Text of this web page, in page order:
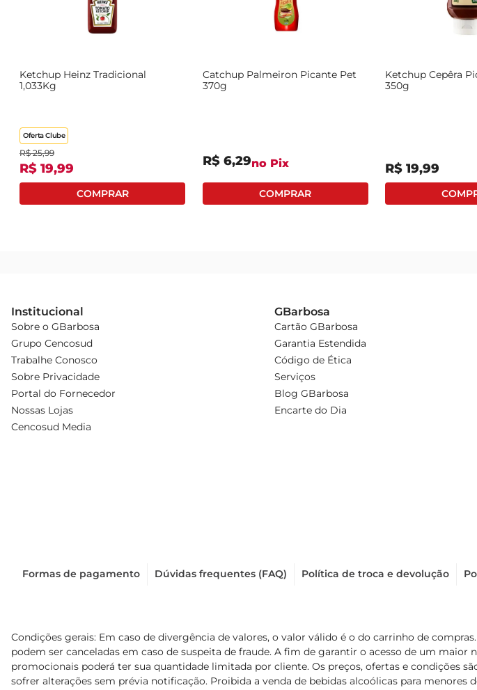
Ketchup Heinz Tradicional
1,033Kg
Oferta Clube
R$ 25,99
R$ 19,99
Catchup Palmeiron Picante Pet
370g
R$ 6,29no Pix
Ketchup Cepêra
350g
R$ 19,99
Institucional
Sobre o GBarbosa
Grupo Cencosud
Trabalhe Conosco
Sobre Privacidade
Portal do Fornecedor
Nossas Lojas
Cencosud Media
GBarbosa
Cartão GBarbosa
Garantia Estendida
Código de Ética
Serviços
Blog GBarbosa
Encarte do Dia
Formas de pagamento Dúvidas frequentes (FAQ) Política de troca e devolução
Condições gerais: Em caso de divergência de valores, o valor válido é o do carrinho de
podem ser canceladas em caso de suspeita de fraude. A fim de garantir o acesso de um
promocionais poderá ter sua quantidade limitada por cliente. Os preços, ofertas e condições
sofrer alterações sem prévia notificação. Proibida a venda de bebidas alcoólicas para menores